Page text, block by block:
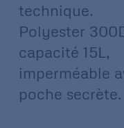
technique.
Polyester
capacité 15L,
imperméable
poche secrète.